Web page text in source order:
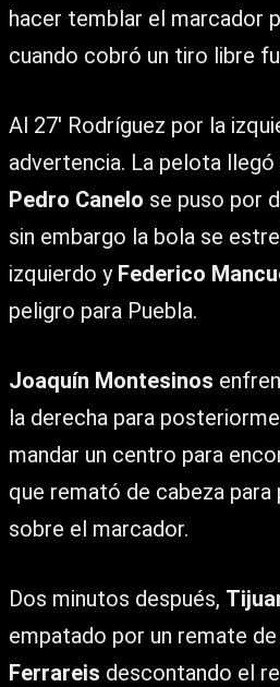
hacer temblar el marcador
cuando cobró un tiro libre
Al 27′ Rodríguez por la
advertencia. La pelota llegó
Pedro Canelo se puso por
sin embargo la bola se
izquierdo y Federico
peligro para Puebla.
Joaquín Montesinos
la derecha para
mandar un centro para
que remató de cabeza
sobre el marcador.
Dos minutos después,
empatado por un remate
Ferrareis descontando el